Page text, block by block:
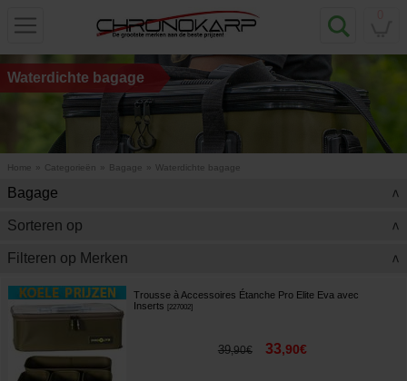
Waterdichte bagage
Home Categorieën Bagage Waterdichte bagage
Bagage >
Sorteren op >
Filteren op Merken >
Trousse à Accessoires Étanche Pro Elite Eva avec
Inserts [227002]
39,90€ 33,90€